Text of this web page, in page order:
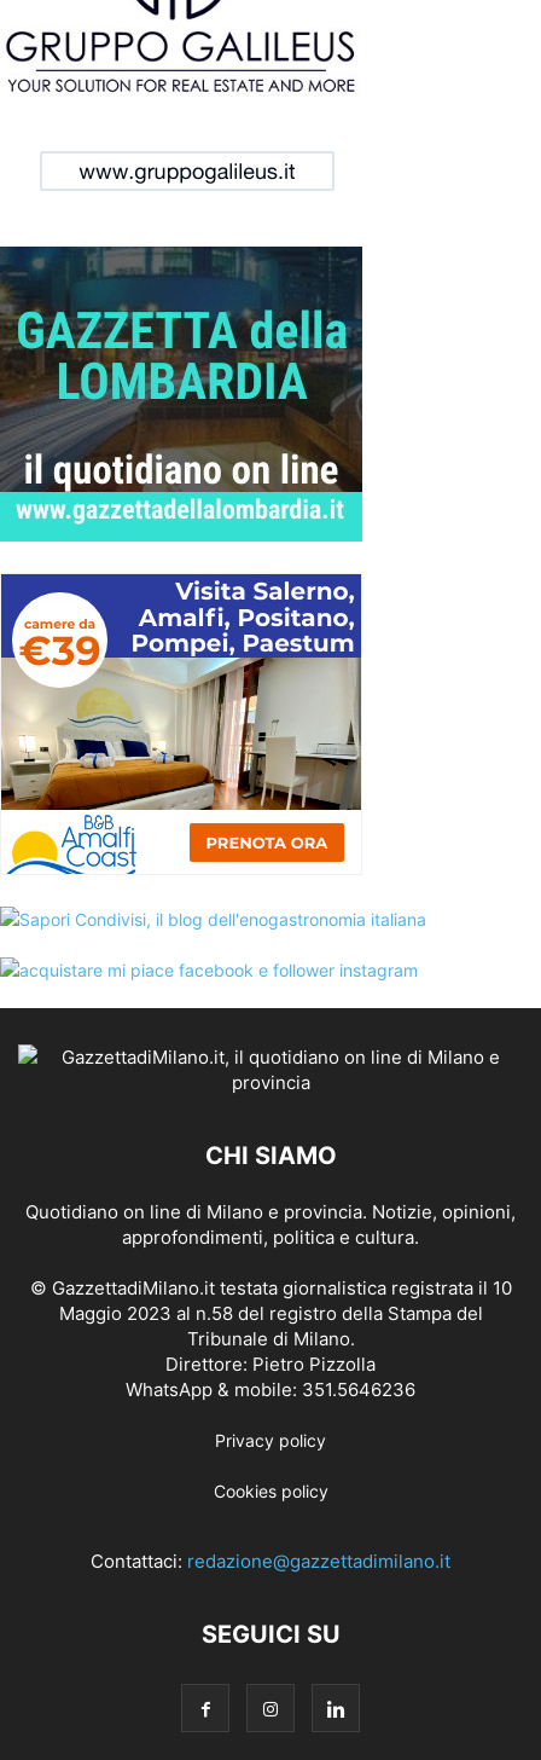
CHI SIAMO
Quotidiano on line di Milano e provincia. Notizie, opinioni,
approfondimenti, politica e cultura.
© GazzettadiMilano.it testata giornalistica registrata il 10
Maggio 2023 al n.58 del registro della Stampa del
Tribunale di Milano.
Direttore: Pietro Pizzolla
WhatsApp & mobile: 351.5646236
Privacy policy
Cookies policy
Contattaci: redazione@gazzettadimilano.it
SEGUICI SU